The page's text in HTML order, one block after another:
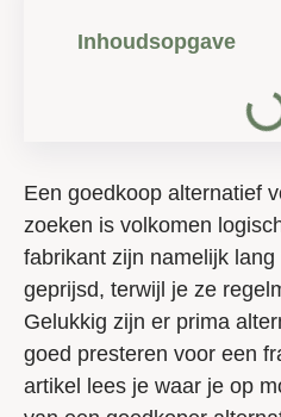
Inhoudsopgave
Een goedkoop alternatief
zoeken is volkomen
fabrikant zijn namelijk
geprijsd, terwijl je ze
Gelukkig zijn er prima
goed presteren voor een
artikel lees je waar je op